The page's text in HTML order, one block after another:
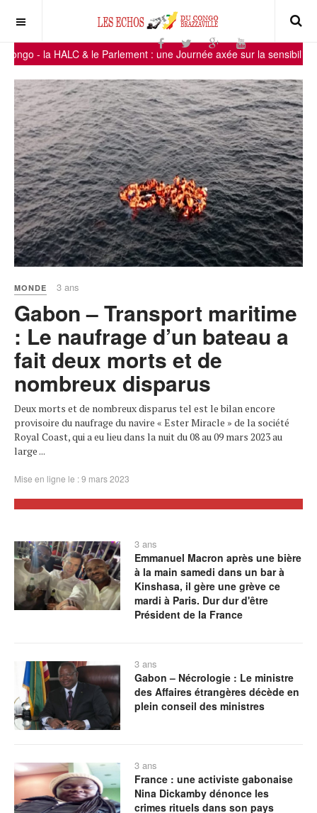
& le Parlement : une Journée axée sur la sensibilisation des
MONDE 3 ans
Gabon – Transport maritime
: Le naufrage d’un bateau a
fait deux morts et de
nombreux disparus
Deux morts et de nombreux disparus tel est le bilan encore
provisoire du naufrage du navire « Ester Miracle » de la société
Royal Coast, qui a eu lieu dans la nuit du 08 au 09 mars 2023 au
large ...
Mise en ligne le : 9 mars 2023
3 ans
Emmanuel Macron après une bière
à la main samedi dans un bar à
Kinshasa, il gère une grève ce
mardi à Paris. Dur dur d'être
Président de la France
3 ans
Gabon – Nécrologie : Le ministre
des Affaires étrangères décède en
plein conseil des ministres
3 ans
France : une activiste gabonaise
Nina Dickamby dénonce les
crimes rituels dans son pays